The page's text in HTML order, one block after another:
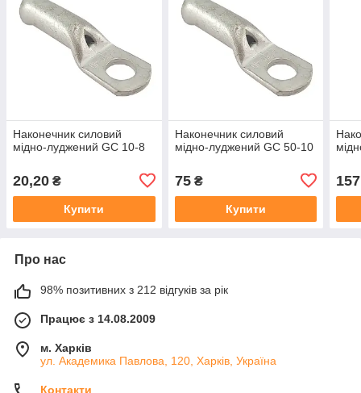
Наконечник силовий
мідно-луджений GC 10-8
20,20 ₴
Купити
Наконечник силовий
мідно-луджений GC 50-10
75₴
Купити
157
Про нас
98% позитивних з 212 відгуків за рік
Працює з 14.08.2009
м. Харків
ул. Академика Павлова, 120, Харків, Україна
Контакти